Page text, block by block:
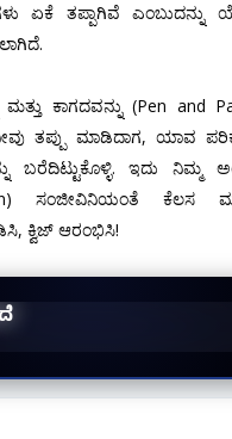
ಏಕೆ ತಪ್ಪಾಗಿವೆ
ಕಾಗದವನ್ನು (Pen and
ತಪ್ಪು ಮಾಡಿದಾಗ, ಯಾವ
ಬರೆದಿಟ್ಟುಕೊಳ್ಳಿ. ಇದು ನಿಮ್ಮ
ಸಂಜೀವಿನಿಯಂತೆ ಕೆಲಸ
ಕ್ವಿಜ್ ಆರಂಭಿಸಿ!